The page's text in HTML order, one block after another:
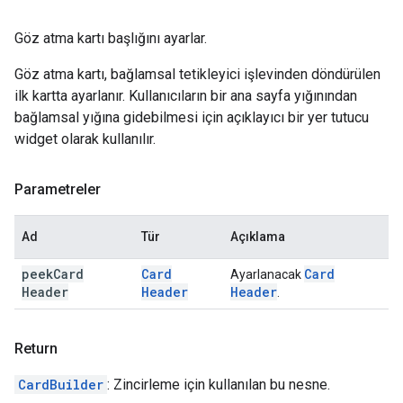
Göz atma kartı başlığını ayarlar.
Göz atma kartı, bağlamsal tetikleyici işlevinden döndürülen
ilk kartta ayarlanır. Kullanıcıların bir ana sayfa yığınından
bağlamsal yığına gidebilmesi için açıklayıcı bir yer tutucu
widget olarak kullanılır.
Parametreler
Ad Tür Açıklama
peekCard
Header
Card
Header
Ayarlanacak Card
Header
Return
CardBuilder : Zincirleme için kullanılan bu nesne.